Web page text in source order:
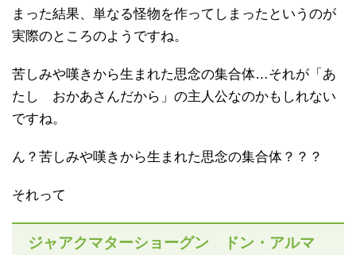
まった結果、単なる怪物を作ってしまったというのが
実際のところのようですね。
苦しみや嘆きから生まれた思念の集合体…それが「あ
たし おかあさんだから」の主人公なのかもしれない
ですね。
ん？苦しみや嘆きから生まれた思念の集合体？？？
それって
ジャアクマターショーグン ドン・アルマ